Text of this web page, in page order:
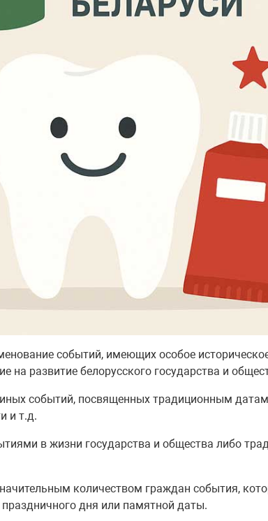
событий, имеющих особое
на развитие белорусского государства и
событий, посвященных традиционным
и т.д.
в жизни государства и общества либо
количеством граждан события,
дня или памятной даты.